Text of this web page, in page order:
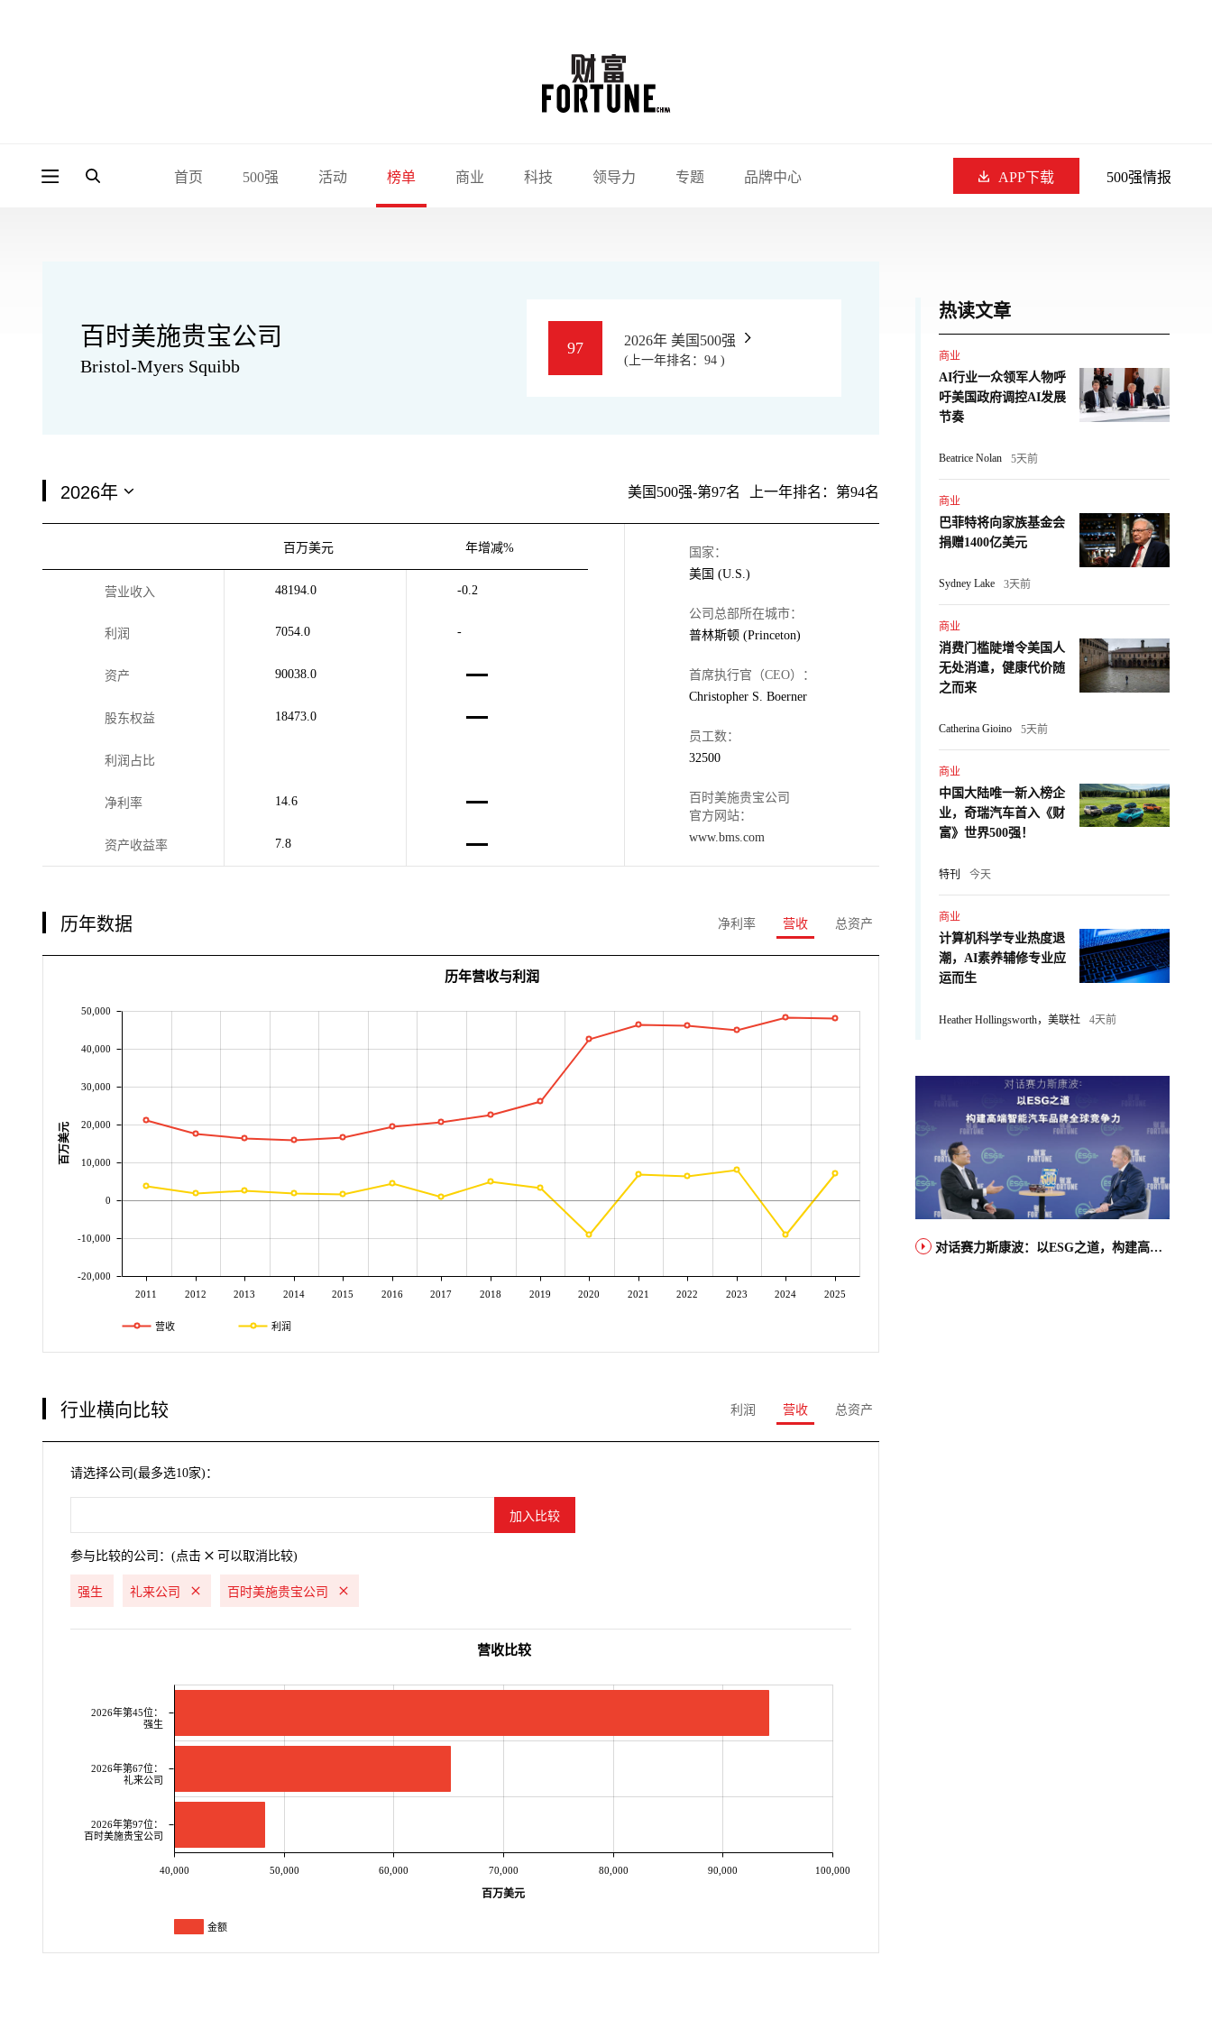
首页 500强 活动 榜单 商业 科技 领导力 专题 品牌中心 APP下载 500强情报
百时美施贵宝公司
Bristol-Myers Squibb
97 2026年 美国500强
(上一年排名：94 )
美国500强-第97名 上一年排名：第94名
百万美元 年增减%
营业收入 48194.0 -0.2
利润 7054.0 -
资产 90038.0
股东权益 18473.0
利润占比
净利率 14.6
资产收益率 7.8
国家：
美国 (U.S.)
公司总部所在城市：
普林斯顿 (Princeton)
首席执行官（CEO）：
Christopher S. Boerner
员工数：
32500
百时美施贵宝公司
官方网站：
www.bms.com
历年数据 净利率 营收 总资产
2011 2012 2013 2014 2015 2016 2017 2018 2019 2020 2021 2022 2023 2024 2025
-20,000
-10,000
0
10,000
20,000
30,000
40,000
50,000
百万美元
历年营收与利润
营收 利润
行业横向比较 利润 营收 总资产
请选择公司(最多选10家)：
参与比较的公司：(点击 可以取消比较)
强生 礼来公司 百时美施贵宝公司
2026年第45位：
强生
2026年第67位：
礼来公司
2026年第97位：
百时美施贵宝公司
40,000 50,000 60,000 70,000 80,000 90,000 100,000
百万美元
营收比较
金额
热读文章
商业
AI行业一众领军人物呼
吁美国政府调控AI发展
节奏
Beatrice Nolan 5天前
商业
巴菲特将向家族基金会
捐赠1400亿美元
Sydney Lake 3天前
商业
消费门槛陡增令美国人
无处消遣，健康代价随
之而来
Catherina Gioino 5天前
商业
中国大陆唯一新入榜企
业，奇瑞汽车首入《财
富》世界500强！
特刊 今天
商业
计算机科学专业热度退
潮，AI素养辅修专业应
运而生
Heather Hollingsworth，美联社 4天前
对话赛力斯康波：以ESG之道，构建高端智能汽车品牌全球竞争力